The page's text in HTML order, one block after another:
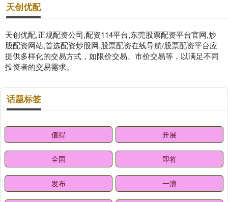
天创优配
天创优配,正规配资公司,配资114平台,东莞股票配资平台官网,炒
股配资网站,首选配资炒股网,股票配资在线导航/股票配资平台应
提供多样化的交易方式，如限价交易、市价交易等，以满足不同
投资者的交易需求。
话题标签
值得 开展
全国 即将
发布 一浪